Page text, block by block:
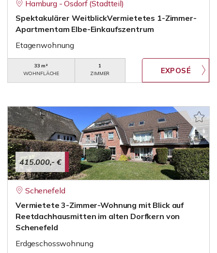
Hamburg - Osdorf (Stadtteil)
Spektakulärer WeitblickVermietetes 1-Zimmer-
Apartmentam Elbe-Einkaufszentrum
Etagenwohnung
33 m²
WOHNFLÄCHE
1
ZIMMER
415.000,- €
Schenefeld
Vermietete 3-Zimmer-Wohnung mit Blick auf
Reetdachhausmitten im alten Dorfkern von
Schenefeld
Erdgeschosswohnung